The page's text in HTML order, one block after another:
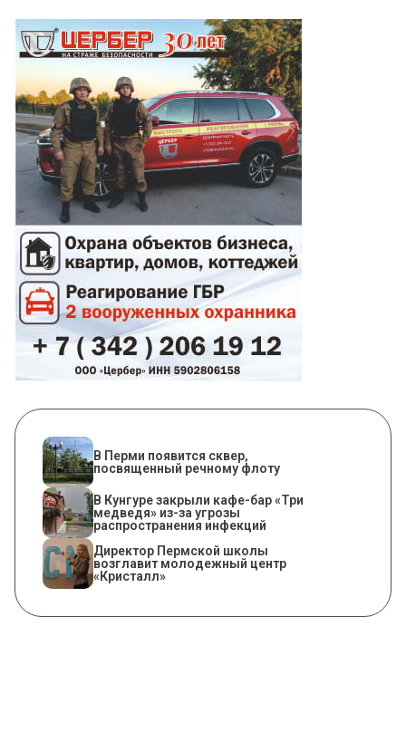
В Перми появится сквер,
посвященный речному флоту
​В Кунгуре закрыли кафе-бар «Три
медведя» из-за угрозы
распространения инфекций
​Директор Пермской школы
возглавит молодежный центр
«Кристалл»